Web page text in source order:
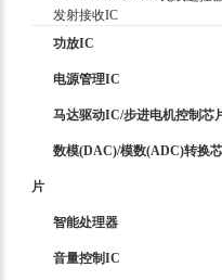
发射接收IC
功放IC
电源管理IC
马达驱动IC/步进电机控制芯
数模(DAC)/模数(ADC)转换芯
片
智能处理器
音量控制IC